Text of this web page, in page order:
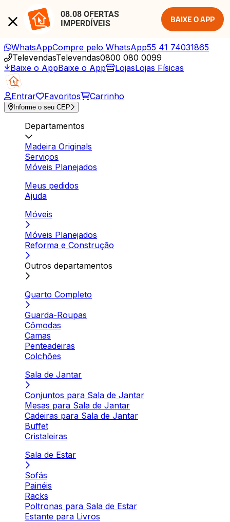
08.08 OFERTAS
IMPERDÍVEIS
BAIXE O APP
WhatsAppCompre pelo WhatsApp55 41 74031865
TelevendasTelevendas0800 080 0099
Baixe o AppBaixe o App LojasLojas Físicas
Entrar Favoritos Carrinho
Informe o seu CEP
Departamentos
Madeira Originals
Serviços
Móveis Planejados
Meus pedidos
Ajuda
Móveis
Móveis Planejados
Reforma e Construção
Outros departamentos
Quarto Completo
Guarda-Roupas
Cômodas
Camas
Penteadeiras
Colchões
Sala de Jantar
Conjuntos para Sala de Jantar
Mesas para Sala de Jantar
Cadeiras para Sala de Jantar
Buffet
Cristaleiras
Sala de Estar
Sofás
Painéis
Racks
Poltronas para Sala de Estar
Estante para Livros